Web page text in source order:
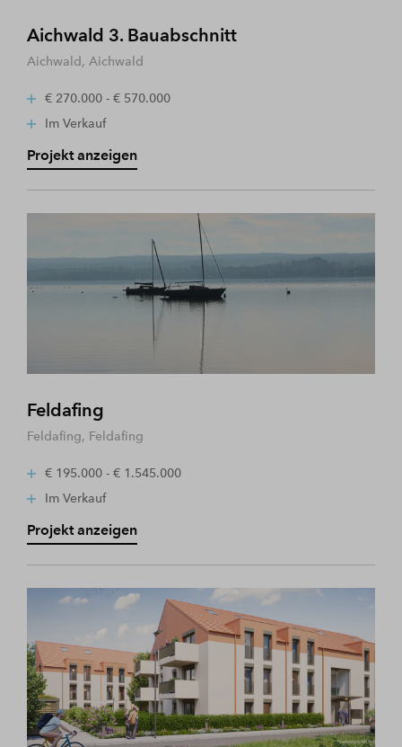
Aichwald 3. Bauabschnitt
Aichwald, Aichwald
€ 270.000 - € 570.000
Im Verkauf
Projekt anzeigen
Feldafing
Feldafing, Feldafing
€ 195.000 - € 1.545.000
Im Verkauf
Projekt anzeigen